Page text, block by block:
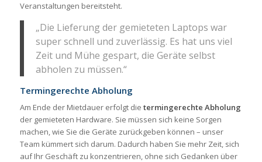
Veranstaltungen bereitsteht.
„Die Lieferung der gemieteten Laptops war
super schnell und zuverlässig. Es hat uns viel
Zeit und Mühe gespart, die Geräte selbst
abholen zu müssen.“
Termingerechte Abholung
Am Ende der Mietdauer erfolgt die termingerechte Abholung
der gemieteten Hardware. Sie müssen sich keine Sorgen
machen, wie Sie die Geräte zurückgeben können – unser
Team kümmert sich darum. Dadurch haben Sie mehr Zeit, sich
auf Ihr Geschäft zu konzentrieren, ohne sich Gedanken über